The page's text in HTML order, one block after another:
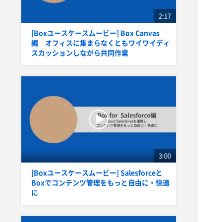
2:17
[Boxユースケースムービー] Box Canvas
編 オフィスに集まらなくともワイワイディ
スカッションしながら共同作業
3:00
[Boxユースケースムービー] Salesforceと
Boxでコンテンツ管理をもっと自由に・快適
に